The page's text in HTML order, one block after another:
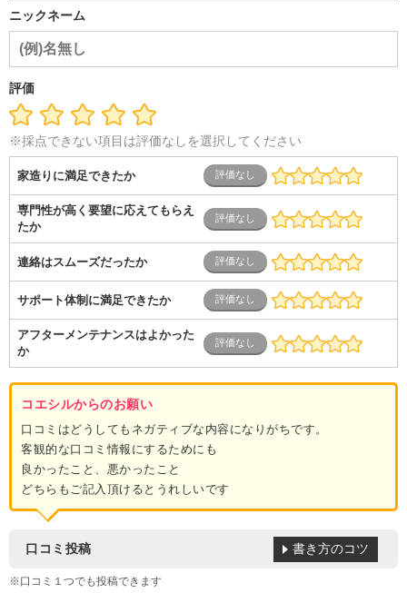
ニックネーム
評価
※採点できない項目は評価なしを選択してください
家造りに満足できたか
専門性が高く要望に応えてもらえ
たか
連絡はスムーズだったか
サポート体制に満足できたか
アフターメンテナンスはよかった
か
コエシルからのお願い
口コミはどうしてもネガティブな内容になりがちです。
客観的な口コミ情報にするためにも
良かったこと、悪かったこと
どちらもご記入頂けるとうれしいです
口コミ投稿
※口コミ１つでも投稿できます
書き方のコツ